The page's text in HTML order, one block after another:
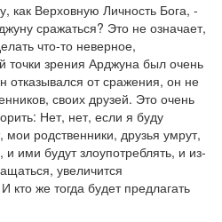
Верховную Личность Бога, -
сражаться? Это не означает,
что-то неверное,
точки зрения Арджуна был очень
отказывался от сражения, он не
своих друзей. Это очень
Нет, нет, если я буду
родственники, друзья умрут,
ими будут злоупотреблять, и из-
увеличится
кто же тогда будет предлагать